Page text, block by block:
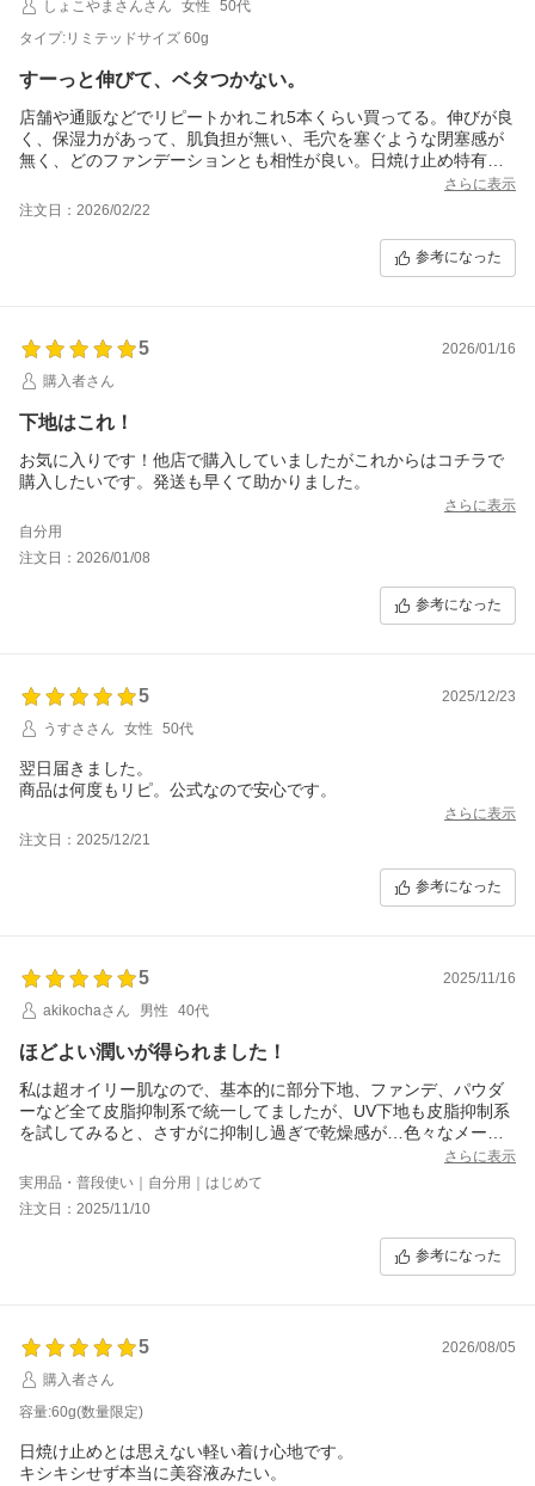
しょこやまさんさん 女性
50代
タイプ:リミテッドサイズ 60g
すーっと伸びて、ベタつかない。
店舗や通販などでリピートかれこれ5本くらい買ってる。伸びが良
く、保湿力があって、肌負担が無い、毛穴を塞ぐような閉塞感が
無く、どのファンデーションとも相性が良い。日焼け止め特有の
キシキシ感が苦手な人に試して欲しいです。すーっと伸びて、テ
クニック要らず。高いけど、価値があると思います。
さらに表示
注文日：2026/02/22
参考になった
5
2026/01/16
購入者さん
下地はこれ！
お気に入りです！他店で購入していましたがこれからはコチラで
購入したいです。発送も早くて助かりました。
さらに表示
自分用
注文日：2026/01/08
参考になった
5
2025/12/23
うすささん
女性 50代
翌日届きました。
商品は何度もリピ。公式なので安心です。
さらに表示
注文日：2025/12/21
参考になった
5
2025/11/16
akikochaさん
男性 40代
ほどよい潤いが得られました！
私は超オイリー肌なので、基本的に部分下地、ファンデ、パウダ
ーなど全て皮脂抑制系で統一してましたが、UV下地も皮脂抑制系
を試してみると、さすがに抑制し過ぎで乾燥感が…色々なメーカ
ーでサンプルを試した結果、カネボウさんのヴェイルオブデイが
いちばん相性良く、ほどよい潤いを得られました！
さらに表示
実用品・普段使い｜自分用｜はじめて
注文日：2025/11/10
参考になった
5
2026/08/05
購入者さん
容量:60g(数量限定)
日焼け止めとは思えない軽い着け心地です。
キシキシせず本当に美容液みたい。